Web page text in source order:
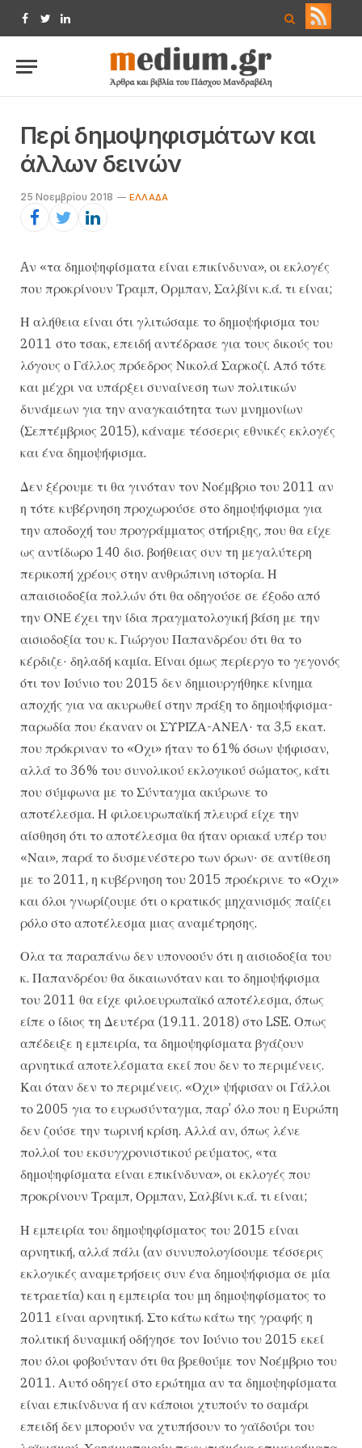
Facebook
TwitterLinkedIn
Περί δημοψηφισμάτων και
άλλων δεινών
25 Νοεμβρίου 2018 ΕΛΛΆΔΑ
Aν «τα δημοψηφίσματα είναι επικίνδυνα», οι εκλογές
που προκρίνουν Τραμπ, Ορμπαν, Σαλβίνι κ.ά. τι είναι;
Η αλήθεια είναι ότι γλιτώσαμε το δημοψήφισμα του
2011 στο τσακ, επειδή αντέδρασε για τους δικούς του
λόγους ο Γάλλος πρόεδρος Νικολά Σαρκοζί. Από τότε
και μέχρι να υπάρξει συναίνεση των πολιτικών
δυνάμεων για την αναγκαιότητα των μνημονίων
(Σεπτέμβριος 2015), κάναμε τέσσερις εθνικές εκλογές
και ένα δημοψήφισμα.
Δεν ξέρουμε τι θα γινόταν τον Νοέμβριο του 2011 αν
η τότε κυβέρνηση προχωρούσε στο δημοψήφισμα για
την αποδοχή του προγράμματος στήριξης, που θα είχε
ως αντίδωρο 140 δισ. βοήθειας συν τη μεγαλύτερη
περικοπή χρέους στην ανθρώπινη ιστορία. Η
απαισιοδοξία πολλών ότι θα οδηγούσε σε έξοδο από
την ΟΝΕ έχει την ίδια πραγματολογική βάση με την
αισιοδοξία του κ. Γιώργου Παπανδρέου ότι θα το
κέρδιζε· δηλαδή καμία. Είναι όμως περίεργο το γεγονός
ότι τον Ιούνιο του 2015 δεν δημιουργήθηκε κίνημα
αποχής για να ακυρωθεί στην πράξη το δημοψήφισμα-
παρωδία που έκαναν οι ΣΥΡΙΖΑ-ΑΝΕΛ· τα 3,5 εκατ.
που πρόκριναν το «Οχι» ήταν το 61% όσων ψήφισαν,
αλλά το 36% του συνολικού εκλογικού σώματος, κάτι
που σύμφωνα με το Σύνταγμα ακύρωνε το
αποτέλεσμα. Η φιλοευρωπαϊκή πλευρά είχε την
αίσθηση ότι το αποτέλεσμα θα ήταν οριακά υπέρ του
«Ναι», παρά το δυσμενέστερο των όρων· σε αντίθεση
με το 2011, η κυβέρνηση του 2015 προέκρινε το «Οχι»
και όλοι γνωρίζουμε ότι ο κρατικός μηχανισμός παίζει
ρόλο στο αποτέλεσμα μιας αναμέτρησης.
Ολα τα παραπάνω δεν υπονοούν ότι η αισιοδοξία του
κ. Παπανδρέου θα δικαιωνόταν και το δημοψήφισμα
του 2011 θα είχε φιλοευρωπαϊκό αποτέλεσμα, όπως
είπε ο ίδιος τη Δευτέρα (19.11. 2018) στο LSE. Οπως
απέδειξε η εμπειρία, τα δημοψηφίσματα βγάζουν
αρνητικά αποτελέσματα εκεί που δεν το περιμένεις.
Και όταν δεν το περιμένεις. «Οχι» ψήφισαν οι Γάλλοι
το 2005 για το ευρωσύνταγμα, παρ’ όλο που η Ευρώπη
δεν ζούσε την τωρινή κρίση. Αλλά αν, όπως λένε
πολλοί του εκσυγχρονιστικού ρεύματος, «τα
δημοψηφίσματα είναι επικίνδυνα», οι εκλογές που
προκρίνουν Τραμπ, Ορμπαν, Σαλβίνι κ.ά. τι είναι;
Η εμπειρία του δημοψηφίσματος του 2015 είναι
αρνητική, αλλά πάλι (αν συνυπολογίσουμε τέσσερις
εκλογικές αναμετρήσεις συν ένα δημοψήφισμα σε μία
τετραετία) και η εμπειρία του μη δημοψηφίσματος το
2011 είναι αρνητική. Στο κάτω κάτω της γραφής η
πολιτική δυναμική οδήγησε τον Ιούνιο του 2015 εκεί
που όλοι φοβούνταν ότι θα βρεθούμε τον Νοέμβριο του
2011. Αυτό οδηγεί στο ερώτημα αν τα δημοψηφίσματα
είναι επικίνδυνα ή αν κάποιοι χτυπούν το σαμάρι
επειδή δεν μπορούν να χτυπήσουν το γαϊδούρι του